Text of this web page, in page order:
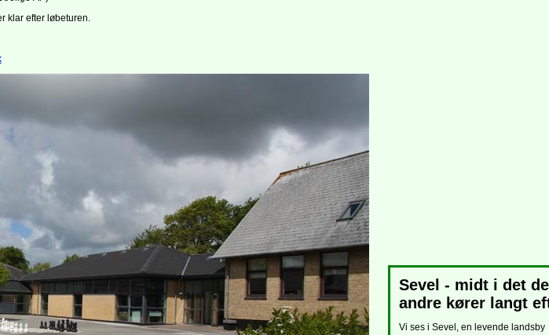
klar efter løbeturen.
Sevel - midt i det de
andre kører langt
Vi ses i Sevel, en levende landsby